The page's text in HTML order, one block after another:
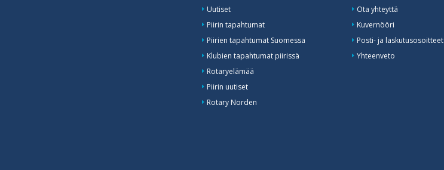
Uutiset
Piirin tapahtumat
Piirien tapahtumat Suomessa
Klubien tapahtumat piirissä
Rotaryelämää
Piirin uutiset
Rotary Norden
Ota yhteyttä
Kuvernööri
Posti- ja laskutusosoitteet
Yhteenveto